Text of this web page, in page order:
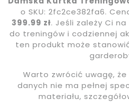
o SKU: 2fc2ce382fa6.
399.99 zł. Jeśli zależy Ci
do treningów i codziennej
ten produkt może
Warto zwrócić uwagę,
danych nie ma pełnej
materiału,